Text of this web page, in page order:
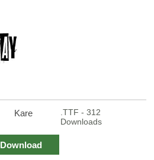
Kare
.TTF - 312
Downloads
Download